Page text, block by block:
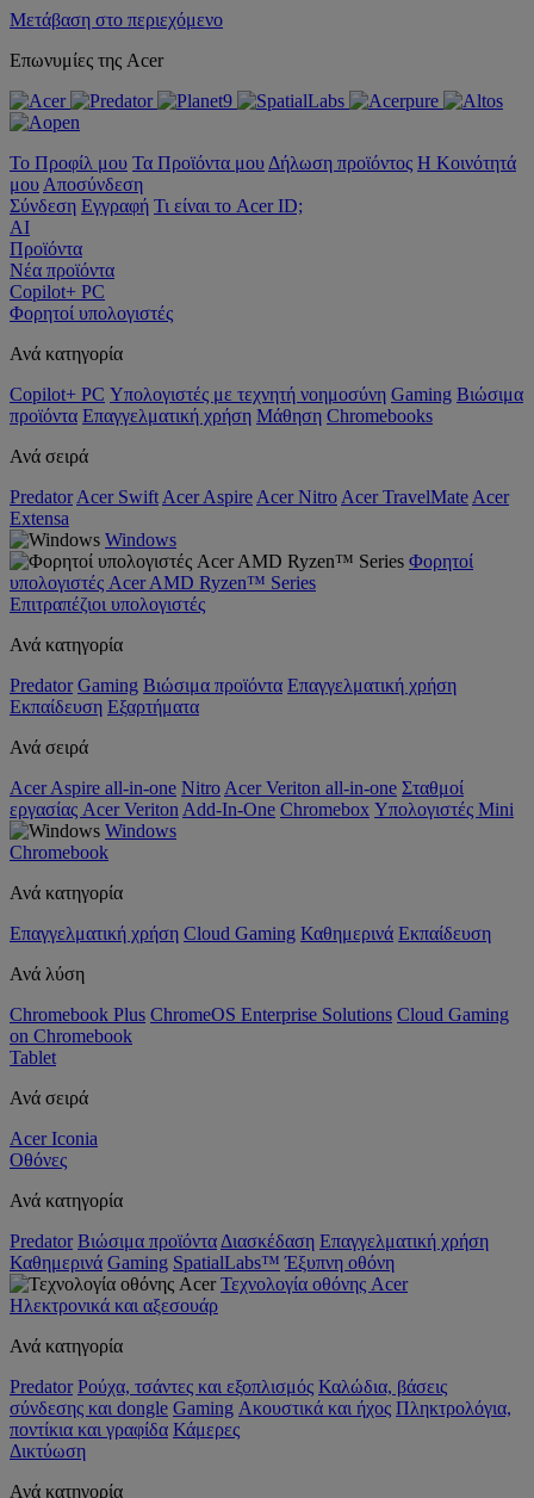
Μετάβαση στο περιεχόμενο
Επωνυμίες της Acer
Το Προφίλ μου Τα Προϊόντα μου Δήλωση προϊόντος Η Κοινότητά
μου Αποσύνδεση
Σύνδεση Εγγραφή Τι είναι το Acer ID;
AI
Προϊόντα
Νέα προϊόντα
Copilot+ PC
Φορητοί υπολογιστές
Ανά κατηγορία
Copilot+ PC Υπολογιστές με τεχνητή νοημοσύνη Gaming Βιώσιμα
προϊόντα Επαγγελματική χρήση Μάθηση Chromebooks
Ανά σειρά
Predator Acer Swift Acer Aspire Acer Nitro Acer TravelMate Acer
Extensa
Windows
Φορητοί
υπολογιστές Acer AMD Ryzen™ Series
Επιτραπέζιοι υπολογιστές
Ανά κατηγορία
Predator Gaming Βιώσιμα προϊόντα Επαγγελματική χρήση
Εκπαίδευση Εξαρτήματα
Ανά σειρά
Acer Aspire all-in-one Nitro Acer Veriton all-in-one Σταθμοί
εργασίας Acer Veriton Add-In-One Chromebox Υπολογιστές Mini
Windows
Chromebook
Ανά κατηγορία
Επαγγελματική χρήση Cloud Gaming Καθημερινά Εκπαίδευση
Ανά λύση
Chromebook Plus ChromeOS Enterprise Solutions Cloud Gaming
on Chromebook
Tablet
Ανά σειρά
Acer Iconia
Οθόνες
Ανά κατηγορία
Predator Βιώσιμα προϊόντα Διασκέδαση Επαγγελματική χρήση
Καθημερινά Gaming SpatialLabs™ Έξυπνη οθόνη
Τεχνολογία οθόνης Acer
Ηλεκτρονικά και αξεσουάρ
Ανά κατηγορία
Predator Ρούχα, τσάντες και εξοπλισμός Καλώδια, βάσεις
σύνδεσης και dongle Gaming Ακουστικά και ήχος Πληκτρολόγια,
ποντίκια και γραφίδα Κάμερες
Δικτύωση
Ανά κατηγορία